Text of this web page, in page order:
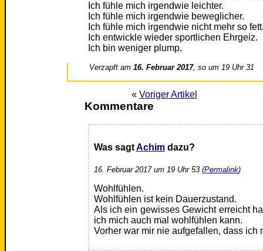
Ich fühle mich irgendwie leichter.
Ich fühle mich irgendwie beweglicher.
Ich fühle mich irgendwie nicht mehr so
Ich entwickle wieder sportlichen Ehrgeiz.
Ich bin weniger plump.
Verzapft am16. Februar 2017, so um 19 Uhr 31
« Voriger Artikel
Kommentare
Was sagtAchimdazu?
16. Februar 2017 um 19 Uhr 53 (Permalink)
Wohlfühlen.
Wohlfühlen ist kein Dauerzustand.
Als ich ein gewisses Gewicht erreicht
ich mich auch mal wohlfühlen kann.
Vorher war mir nie aufgefallen, dass ich